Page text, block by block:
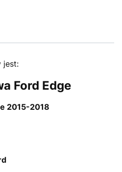
jest:
Ford Edge
2015-2018